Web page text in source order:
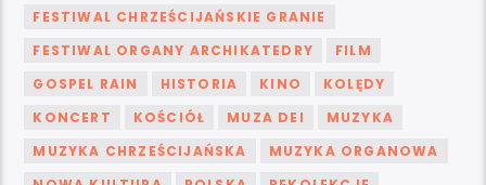
FESTIWAL CHRZEŚCIJAŃSKIE GRANIE
FESTIWAL ORGANY ARCHIKATEDRY
FILM
GOSPEL RAIN
HISTORIA KINO
KOLĘDY
KONCERT
KOŚCIÓŁ MUZA DEI
MUZYKA
MUZYKA CHRZEŚCIJAŃSKA
MUZYKA ORGANOWA